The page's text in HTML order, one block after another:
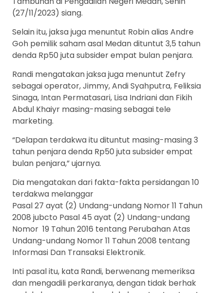
(27/11/2023) siang.
Selain itu, jaksa juga menuntut Robin alias Andre
Goh pemilik saham asal Medan dituntut 3,5 tahun
denda Rp50 juta subsider empat bulan penjara.
Randi mengatakan jaksa juga menuntut Zefry
sebagai operator, Jimmy, Andi Syahputra, Feliksia
Sinaga, Intan Permatasari, Lisa Indriani dan Fikih
Abdul Khaiyr masing-masing sebagai tele
marketing.
“Delapan terdakwa itu dituntut masing-masing 3
tahun penjara denda Rp50 juta subsider empat
bulan penjara,” ujarnya.
Dia mengatakan dari fakta-fakta persidangan 10
terdakwa melanggar
Pasal 27 ayat (2) Undang-undang Nomor 11 Tahun
2008 jubcto Pasal 45 ayat (2) Undang-undang
Nomor 19 Tahun 2016 tentang Perubahan Atas
Undang-undang Nomor 11 Tahun 2008 tentang
Informasi Dan Transaksi Elektronik.
Inti pasal itu, kata Randi, berwenang memeriksa
dan mengadili perkaranya, dengan tidak berhak